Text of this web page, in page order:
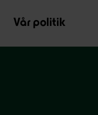
Vår politik